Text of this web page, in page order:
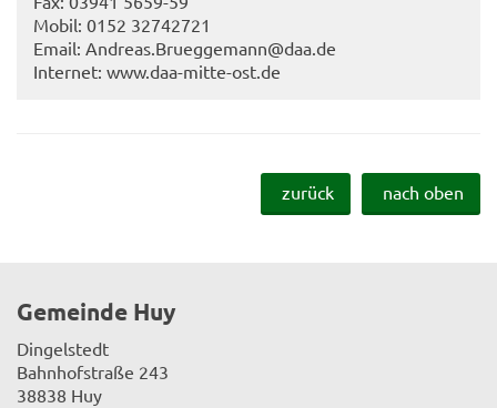
Mobil: 0152 32742721
Email: Andreas.Brueggemann@daa.de
Internet: www.daa-mitte-ost.de
zurück nach oben
Gemeinde Huy
Dingelstedt
Bahnhofstraße 243
38838 Huy